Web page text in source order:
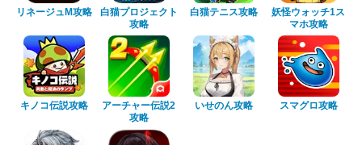
リネージュM攻略
白猫プロジェクト
攻略
白猫テニス攻略
妖怪ウォッチ1ス
マホ攻略
キノコ伝説攻略
アーチャー伝説2
攻略
いせのん攻略 スマグロ攻略